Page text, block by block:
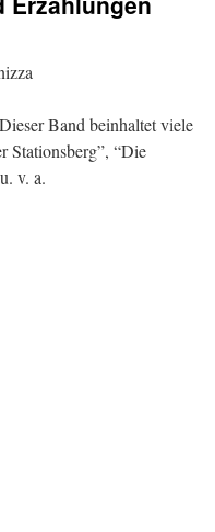
Band beinhaltet viele
Stationsberg”, “Die
u. v. a.